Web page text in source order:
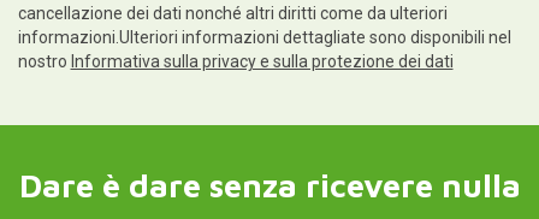
cancellazione dei dati nonché altri diritti come da ulteriori
informazioni.Ulteriori informazioni dettagliate sono disponibili nel
nostro Informativa sulla privacy e sulla protezione dei dati
Dare è dare senza ricevere nulla